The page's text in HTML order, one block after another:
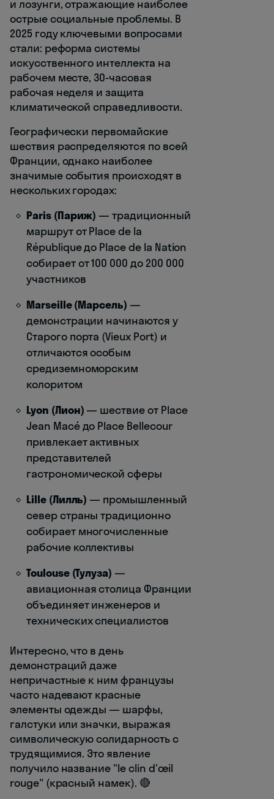
и лозунги, отражающие наиболее
острые социальные проблемы. В
2025 году ключевыми вопросами
стали: реформа системы
искусственного интеллекта на
рабочем месте, 30-часовая
рабочая неделя и защита
климатической справедливости.
Географически первомайские
шествия распределяются по всей
Франции, однако наиболее
значимые события происходят в
нескольких городах:
Paris (Париж) — традиционный
маршрут от Place de la
République до Place de la Nation
собирает от 100 000 до 200 000
участников
Marseille (Марсель) —
демонстрации начинаются у
Старого порта (Vieux Port) и
отличаются особым
средиземноморским
колоритом
Lyon (Лион) — шествие от Place
Jean Macé до Place Bellecour
привлекает активных
представителей
гастрономической сферы
Lille (Лилль) — промышленный
север страны традиционно
собирает многочисленные
рабочие коллективы
Toulouse (Тулуза) —
авиационная столица Франции
объединяет инженеров и
технических специалистов
Интересно, что в день
демонстраций даже
непричастные к ним французы
часто надевают красные
элементы одежды — шарфы,
галстуки или значки, выражая
символическую солидарность с
трудящимися. Это явление
получило название "le clin d'œil
rouge" (красный намек). 🔴